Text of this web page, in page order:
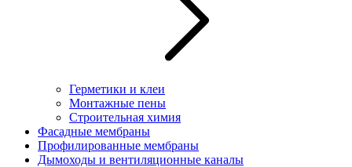
Герметики и клеи
Монтажные пены
Строительная химия
Фасадные мембраны
Профилированные мембраны
Дымоходы и вентиляционные каналы